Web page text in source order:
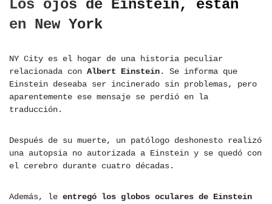
Los ojos de Einstein, están
en New York
NY City es el hogar de una historia peculiar
relacionada con Albert Einstein. Se informa que
Einstein deseaba ser incinerado sin problemas, pero
aparentemente ese mensaje se perdió en la
traducción.
Después de su muerte, un patólogo deshonesto realizó
una autopsia no autorizada a Einstein y se quedó con
el cerebro durante cuatro décadas.
Además, le entregó los globos oculares de Einstein